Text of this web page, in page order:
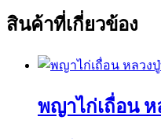
สินค้าที่เกี่ยวข้อง
พญาไก่เถื่อน